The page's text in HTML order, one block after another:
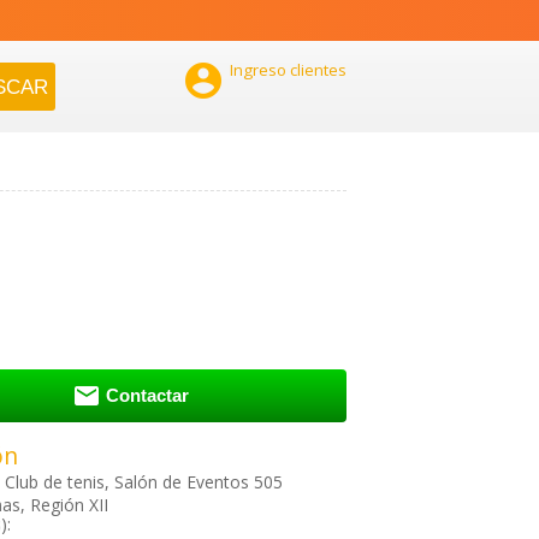
 Ingreso clientes
 Contactar
de tenis, Salón de Eventos 505
Región XII